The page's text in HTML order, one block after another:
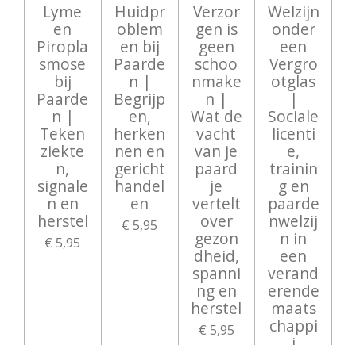
Lyme
en
Piropla
smose
bij
Paarde
n |
Teken
ziekte
n,
signale
n en
herstel
€ 5,95
Huidpr
oblem
en bij
Paarde
n |
Begrijp
en,
herken
nen en
gericht
handel
en
€ 5,95
Verzor
gen is
geen
schoo
nmake
n |
Wat de
vacht
van je
paard
je
vertelt
over
gezon
dheid,
spanni
ng en
herstel
€ 5,95
Welzijn
onder
een
Vergro
otglas
|
Sociale
licenti
e,
trainin
g en
paarde
nwelzij
n in
een
verand
erende
maats
chappi